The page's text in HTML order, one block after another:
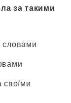
за такими
словами
своїми